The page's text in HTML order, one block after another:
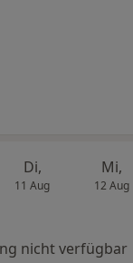
Di,
11 Aug
Mi,
12 Aug
nicht verfügbar